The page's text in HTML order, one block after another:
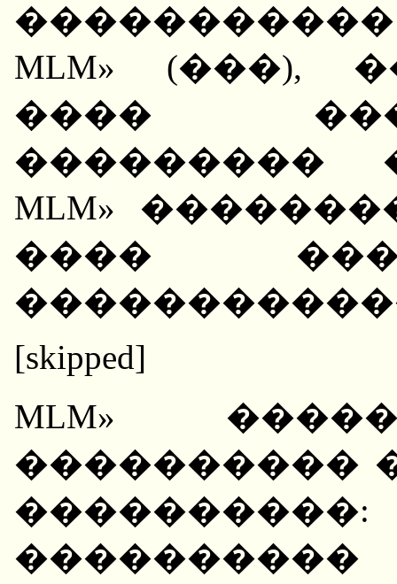
MLM» (���),
����
���������
MLM»
����
[skipped]
MLM»
����������